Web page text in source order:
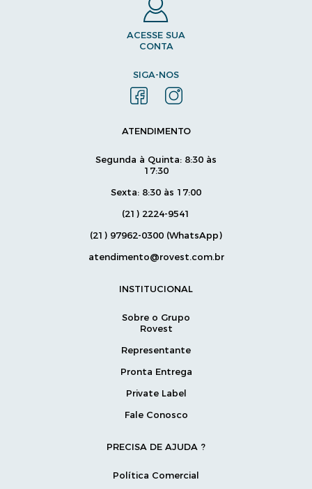
ACESSE SUA
CONTA
SIGA-NOS
ATENDIMENTO
Segunda à Quinta: 8:30 às
17:30
Sexta: 8:30 às 17:00
(21) 2224-9541
(21) 97962-0300 (WhatsApp)
atendimento@rovest.com.br
INSTITUCIONAL
Sobre o Grupo
Rovest
Representante
Pronta Entrega
Private Label
Fale Conosco
PRECISA DE AJUDA ?
Política Comercial